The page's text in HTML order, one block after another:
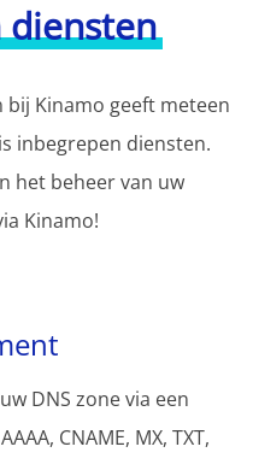
diensten
Kinamo geeft meteen
inbegrepen diensten.
het beheer van uw
Kinamo!
DNS zone via een
CNAME, MX, TXT,